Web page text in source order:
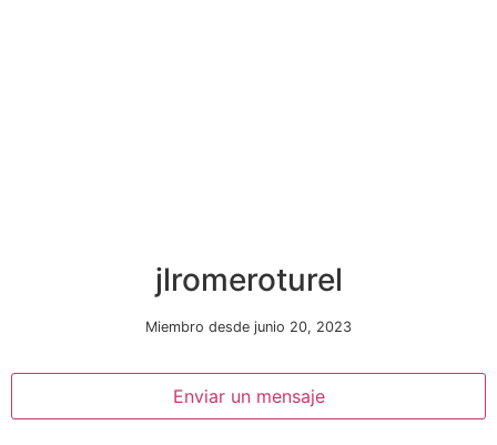
jlromeroturel
Miembro desde junio 20, 2023
Enviar un mensaje